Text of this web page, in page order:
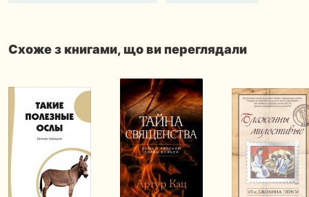
Схоже з книгами, що ви переглядали